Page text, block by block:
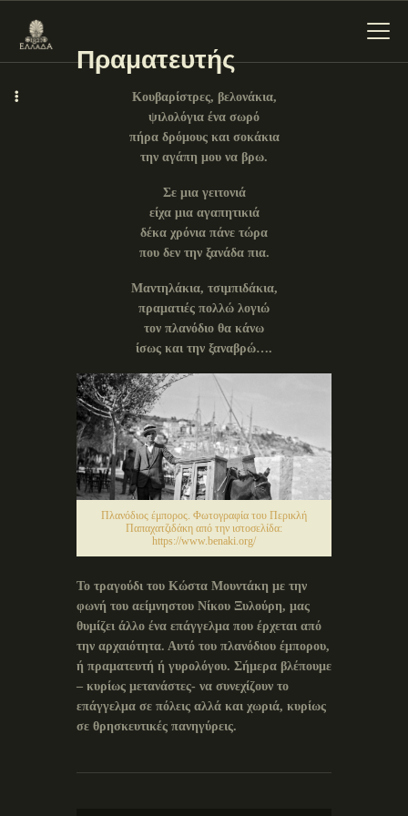
ΕΝΌΤΗΤΕΣ
ΞΥΛΌΚΑΣΤΡΟ –
ΕΥΡΩΣΤΊΝΗ
Πραματευτής
Κουβαρίστρες, βελονάκια,
ψιλολόγια ένα σωρό
πήρα δρόμους και σοκάκια
την αγάπη μου να βρω.
Σε μια γειτονιά
είχα μια αγαπητικιά
δέκα χρόνια πάνε τώρα
που δεν την ξανάδα πια.
Μαντηλάκια, τσιμπιδάκια,
πραματιές πολλώ λογιώ
τον πλανόδιο θα κάνω
ίσως και την ξαναβρώ….
Πλανόδιος έμπορος. Φωτογραφία του Περικλή
Παπαχατζιδάκη από την ιστοσελίδα:
https://www.benaki.org/
Το τραγούδι του Κώστα Μουντάκη με την
φωνή του αείμνηστου Νίκου Ξυλούρη, μας
θυμίζει άλλο ένα επάγγελμα που έρχεται από
την αρχαιότητα. Αυτό του πλανόδιου έμπορου,
ή πραματευτή ή γυρολόγου. Σήμερα βλέπουμε
– κυρίως μετανάστες- να συνεχίζουν το
επάγγελμα σε πόλεις αλλά και χωριά, κυρίως
σε θρησκευτικές πανηγύρεις.